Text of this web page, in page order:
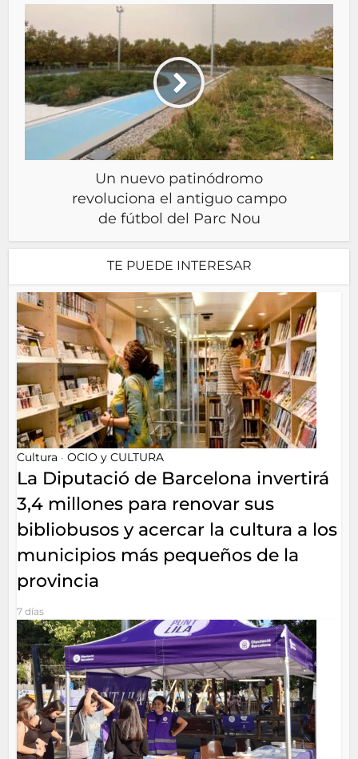
Un nuevo patinódromo
revoluciona el antiguo campo
de fútbol del Parc Nou
TE PUEDE INTERESAR
Cultura • OCIO y CULTURA
La Diputació de Barcelona invertirá
3,4 millones para renovar sus
bibliobusos y acercar la cultura a los
municipios más pequeños de la
provincia
7 días